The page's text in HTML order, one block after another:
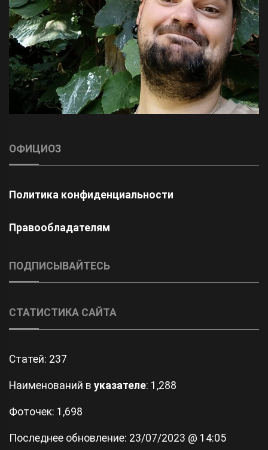
ОФИЦИОЗ
Политика конфиденциальности
Правообладателям
ПОДПИСЫВАЙТЕСЬ
СТАТИСТИКА САЙТА
Статей: 237
Наименований в указателе: 1,288
Фоточек: 1,698
Последнее обновление: 23/07/2023 @ 14:05